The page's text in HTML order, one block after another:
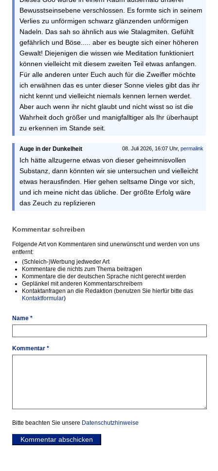
Bewusstseinsebene verschlossen. Es formte sich in seinem
Verlies zu unförmigen schwarz glänzenden unförmigen
Nadeln. Das sah so ähnlich aus wie Stalagmiten. Gefühlt
gefährlich und Böse..... aber es beugte sich einer höheren
Gewalt! Diejenigen die wissen wie Meditation funktioniert
können vielleicht mit diesem zweiten Teil etwas anfangen.
Für alle anderen unter Euch auch für die Zweifler möchte
ich erwähnen das es unter dieser Sonne vieles gibt das ihr
nicht kennt und vielleicht niemals kennen lernen werdet.
Aber auch wenn ihr nicht glaubt und nicht wisst so ist die
Wahrheit doch größer und manigfalltiger als Ihr überhaupt
zu erkennen im Stande seit.
08. Juli 2026, 16:07 Uhr, permalink
Auge in der Dunkelheit
Ich hätte allzugerne etwas von dieser geheimnisvollen
Substanz, dann könnten wir sie untersuchen und vielleicht
etwas herausfinden. Hier gehen seltsame Dinge vor sich,
und ich meine nicht das übliche. Der größte Erfolg wäre
das Zeuch zu replizieren
Kommentar schreiben
Folgende Art von Kommentaren sind unerwünscht und werden von uns
entfernt:
(Schleich-)Werbung jedweder Art
Kommentare die nichts zum Thema beitragen
Kommentare die der deutschen Sprache nicht gerecht werden
Geplänkel mit anderen Kommentarschreibern
Kontaktanfragen an die Redaktion (benutzen Sie hierfür bitte das
Kontaktformular)
Name *
Kommentar *
Bitte beachten Sie unsere Datenschutzhinweise
Kommentar abschicken